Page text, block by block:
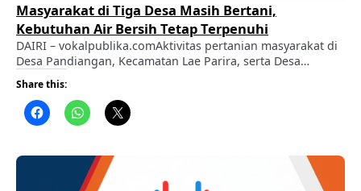
Masyarakat di Tiga Desa Masih Bertani,
Kebutuhan Air Bersih Tetap Terpenuhi
DAIRI – vokalpublika.comAktivitas pertanian masyarakat di
Desa Pandiangan, Kecamatan Lae Parira, serta Desa
Bongkaras dan Desa Bonian, Kecamatan Silima Pungga-
Pungga, hingga saat ini masih berjalan seperti biasa.
Berdasarkan keterangan masyarakat dan perangkat desa,
kebutuhan air bersih untuk rumah tangga maupun
Pandiangan, yang dihuni sekitar 1.654 jiwa atau 463 kepala
Share this: